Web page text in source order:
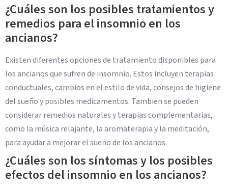
¿Cuáles son los posibles tratamientos y
remedios para el insomnio en los
ancianos?
Existen diferentes opciones de tratamiento disponibles para
los ancianos que sufren de insomnio. Estos incluyen terapias
conductuales, cambios en el estilo de vida, consejos de higiene
del sueño y posibles medicamentos. También se pueden
considerar remedios naturales y terapias complementarias,
como la música relajante, la aromaterapia y la meditación,
para ayudar a mejorar el sueño de los ancianos.
¿Cuáles son los síntomas y los posibles
efectos del insomnio en los ancianos?